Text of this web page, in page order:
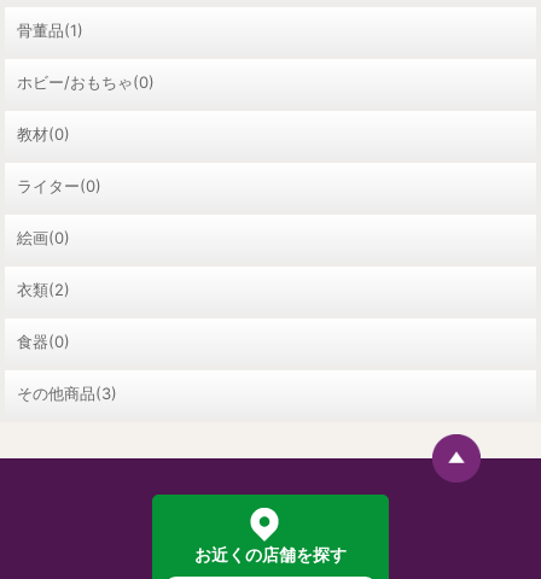
骨董品(1)
ホビー/おもちゃ(0)
教材(0)
ライター(0)
絵画(0)
衣類(2)
食器(0)
その他商品(3)
お近くの店舗を探す